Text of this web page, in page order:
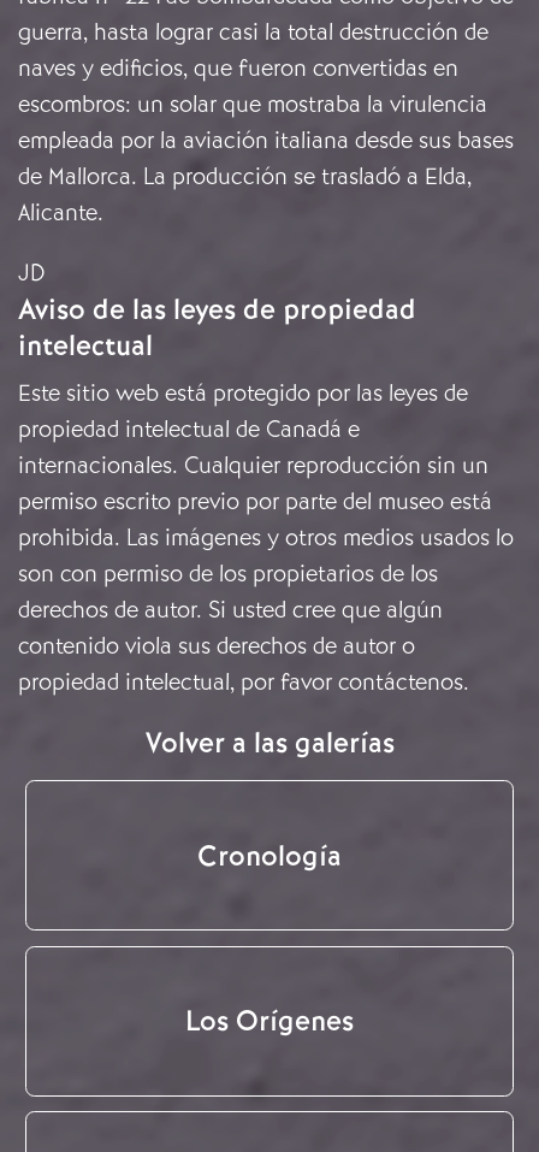
guerra, hasta lograr casi la total destrucción de
naves y edificios, que fueron convertidas en
escombros: un solar que mostraba la virulencia
empleada por la aviación italiana desde sus bases
de Mallorca. La producción se trasladó a Elda,
Alicante.
JD
Aviso de las leyes de propiedad
intelectual
Este sitio web está protegido por las leyes de
propiedad intelectual de Canadá e
internacionales. Cualquier reproducción sin un
permiso escrito previo por parte del museo está
prohibida. Las imágenes y otros medios usados lo
son con permiso de los propietarios de los
derechos de autor. Si usted cree que algún
contenido viola sus derechos de autor o
propiedad intelectual, por favor contáctenos.
Volver a las galerías
Cronología
Los Orígenes